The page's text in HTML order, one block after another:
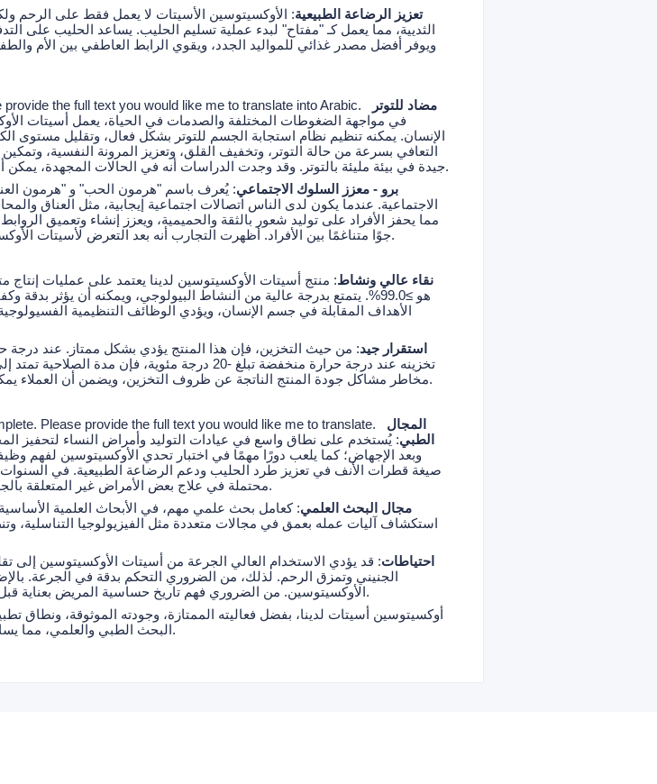
تعزيز الرضاعة الطبيعية: الأوكسيتوسين الأسيتات لا يعمل فقط على الرحم
الثديية، مما يعمل كـ "مفتاح" لبدء عملية تسليم الحليب. يساعد الحليب على
ويوفر أفضل مصدر غذائي للمواليد الجدد، ويقوي الرابط العاطفي بين الأم
the full text you would like me to translate into Arabic.
مضاد للتوتر
الإنسان. يمكنه تنظيم نظام استجابة الجسم للتوتر بشكل فعال، وتقليل مستوى
التعافي بسرعة من حالة التوتر، وتخفيف القلق، وتعزيز المرونة النفسية،
جيدة في بيئة مليئة بالتوتر. وقد وجدت الدراسات أنه في الحالات المجهدة، يمكن أن يقلل تناول أسيتات الأوكسيتوسين من درجة قلق الفرد.
برو - معزز السلوك الاجتماعي: يُعرف باسم "هرمون الحب" و "هرمون
الاجتماعية. عندما يكون لدى الناس اتصالات اجتماعية إيجابية، مثل العناق
مما يحفز الأفراد على توليد شعور بالثقة والحميمية، ويعزز إنشاء وتعميق
جوًا متناغمًا بين الأفراد. أظهرت التجارب أنه بعد التعرض لأسيتات الأوكسيتوسين، زادت رغبة الناس في التعاون في التفاعلات الاجتماعية.
نقاء عالي ونشاط: منتج أسيتات الأوكسيتوسين لدينا يعتمد على عمليات إنتاج
الأهداف المقابلة في جسم الإنسان، ويؤدي الوظائف التنظيمية
استقرار جيد
مخاطر مشاكل جودة المنتج الناتجة عن ظروف التخزين، ويضمن أن العملاء يمكنهم استخدام منتجات مستقرة وموثوقة في سيناريوهات مختلفة.
Please provide the full text you would like me to translate.
المجال
الطبي: يُستخدم على نطاق واسع في عيادات التوليد وأمراض النساء لتحفيز
وبعد الإجهاض؛ كما يلعب دورًا مهمًا في اختبار تحدي الأوكسيتوسين لفهم
صيغة قطرات الأنف في تعزيز طرد الحليب ودعم الرضاعة الطبيعية. في السنوات
محتملة في علاج بعض الأمراض غير المتعلقة بالجهاز التناسلي، مثل تخفيف تأخر حركة الأمعاء بعد الجراحة.
مجال البحث العلمي: كعامل بحث علمي مهم، في الأبحاث العلمية الأساسية
استكشاف آليات عمله بعمق في مجالات متعددة مثل الفيزيولوجيا التناسلية،
احتياطات: قد يؤدي الاستخدام العالي الجرعة من أسيتات الأوكسيتوسين إلى
الجنيني وتمزق الرحم. لذلك، من الضروري التحكم بدقة في الجرعة.
الأوكسيتوسين. من الضروري فهم تاريخ حساسية المريض بعناية قبل الاستخدام ومراقبة ردود الفعل السلبية عن كثب أثناء الاستخدام.
أوكسيتوسين أسيتات لدينا، بفضل فعاليته الممتازة، وجودته الموثوقة،
البحث الطبي والعلمي، مما يساهم في حماية صحة الأمهات والرضع وتعزيز تطوير البحث العلمي.